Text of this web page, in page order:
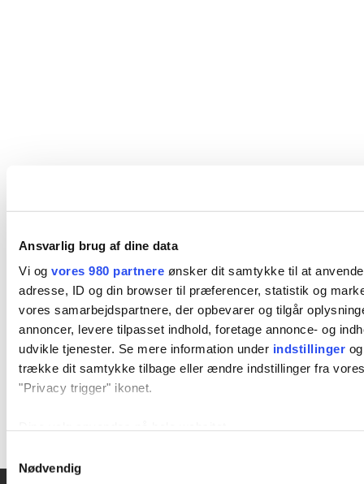
Ansvarlig brug af dine data
Vi og vores 980 partnere ønsker dit samtykke til at
adresse, ID og din browser til præferencer, statistik og
vores samarbejdspartnere, der opbevarer og tilgår
annoncer, levere tilpasset indhold, foretage annonce- og
udvikle tjenester. Se mere information under indstillinger
trække dit samtykke tilbage eller ændre indstillinger fra
"Privacy trigger" ikonet.
Vi bruger cookies til at tilpasse vores indhold og annoncer,
Nødvendig
Royal Run 25. maj i hver deres ende af
folkefesten og opfordrer andre til at
være en del af en fest, der samler alle.